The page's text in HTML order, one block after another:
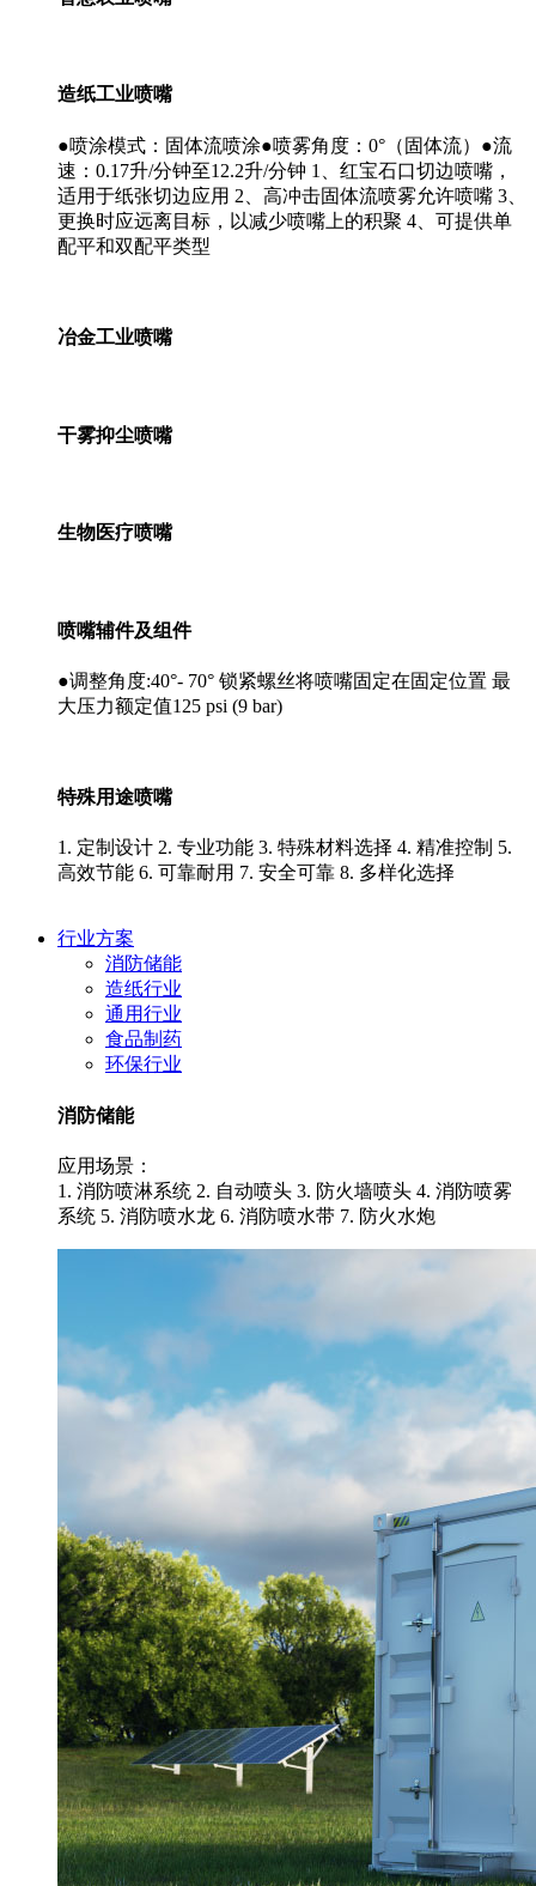
造纸工业喷嘴
●喷涂模式：固体流喷涂●喷雾角度：0°（固体流）●流
速：0.17升/分钟至12.2升/分钟 1、红宝石口切边喷嘴，
适用于纸张切边应用 2、高冲击固体流喷雾允许喷嘴 3、
更换时应远离目标，以减少喷嘴上的积聚 4、可提供单
配平和双配平类型
冶金工业喷嘴
干雾抑尘喷嘴
生物医疗喷嘴
喷嘴辅件及组件
●调整角度:40°- 70° 锁紧螺丝将喷嘴固定在固定位置 最
大压力额定值125 psi (9 bar)
特殊用途喷嘴
1. 定制设计 2. 专业功能 3. 特殊材料选择 4. 精准控制 5.
高效节能 6. 可靠耐用 7. 安全可靠 8. 多样化选择
行业方案
消防储能
造纸行业
通用行业
食品制药
环保行业
消防储能
应用场景：
1. 消防喷淋系统 2. 自动喷头 3. 防火墙喷头 4. 消防喷雾
系统 5. 消防喷水龙 6. 消防喷水带 7. 防火水炮